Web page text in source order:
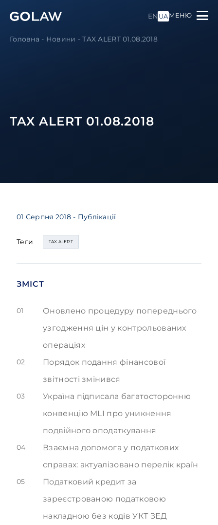
EN UAМЕНЮ
Головна - Новини -TAX ALERT 01.08.2018
TAX ALERT 01.08.2018
01 Серпня 2018 - Публікації
Теги TAX ALERT
ЗМІСТ
01
Оновлено процедуру попереднього
узгодження цін у контрольованих
операціях
02
Порядок подання фінансової
звітності змінився
03
Україна підписала багатосторонню
конвенцію MLI про уникнення
подвійного оподаткування
04
Взаємна допомога у податкових
справах: актуалізовано перелік країн
05
Податковий кредит за
зареєстрованою податковою
накладною без кодів УКТ ЗЕД